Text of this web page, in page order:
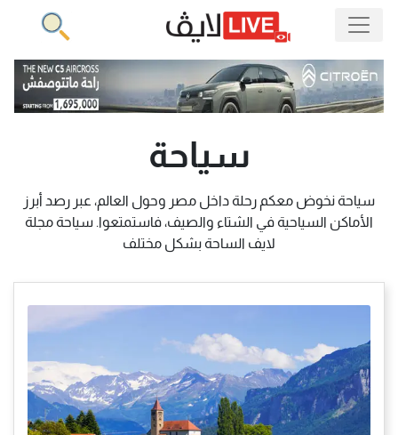
سياحة
سياحة نخوض معكم رحلة داخل مصر وحول العالم، عبر رصد أبرز
الأماكن السياحية في الشتاء والصيف، فاستمتعوا. سياحة مجلة
لايف الساحة بشكل مختلف